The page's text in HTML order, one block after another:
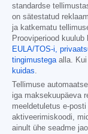
standardse
on sätestatud
ja katkematu
Prooviperiood
EULA/TOS-i,
tingimustegaalla. Kui
kuidas.
Tellimuse
iga maksekuupäeva
meeldetuletus e-
aktiveerimiskoodi,
ainult ühe seadme